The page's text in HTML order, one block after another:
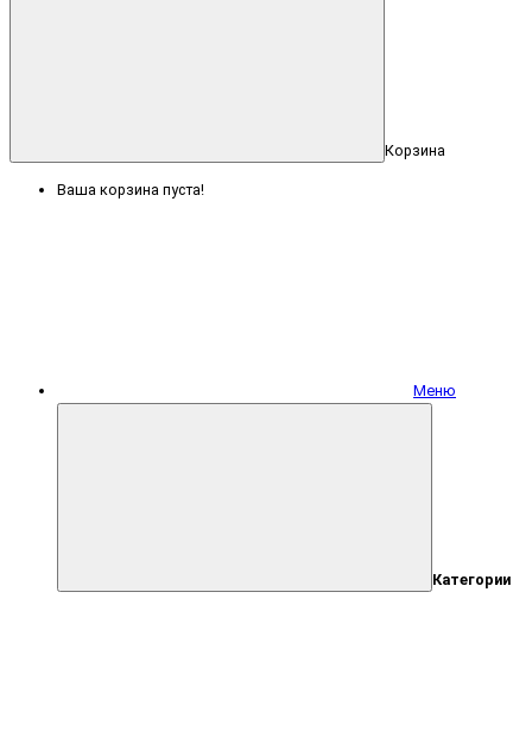
Корзина
Ваша корзина пуста!
Меню
Категории